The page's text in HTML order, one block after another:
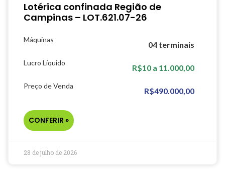
Lotérica confinada Região de
Campinas – LOT.621.07-26
Máquinas
04 terminais
Lucro Líquido
R$10 a 11.000,00
Preço de Venda
R$490.000,00
CONFERIR »
28 de julho de 2026